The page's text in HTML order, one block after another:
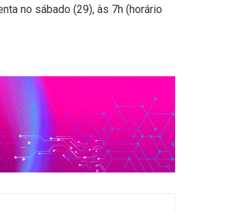
no sábado (29), às 7h (horário